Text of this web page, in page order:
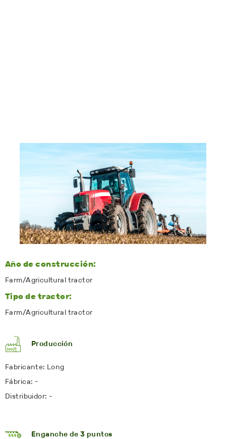
Año de construcción:
Farm/Agricultural tractor
Tipo de tractor:
Farm/Agricultural tractor
Producción
Fabricante: Long
Fábrica: -
Distribuidor: -
Enganche de 3 puntos